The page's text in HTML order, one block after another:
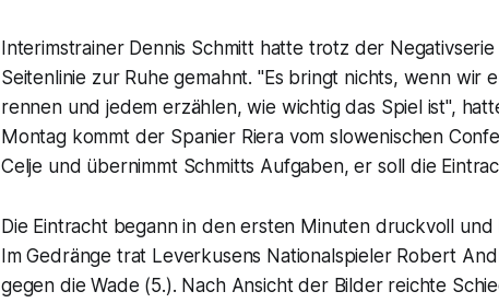
Interimstrainer Dennis Schmitt hatte trotz der
Seitenlinie zur Ruhe gemahnt. "Es bringt nichts, wenn wir
rennen und jedem erzählen, wie wichtig das Spiel ist",
Montag kommt der Spanier Riera vom slowenischen
Celje und übernimmt Schmitts Aufgaben, er soll die
Die Eintracht begann in den ersten Minuten druckvoll
Im Gedränge trat Leverkusens Nationalspieler Robert
gegen die Wade (5.). Nach Ansicht der Bilder reichte